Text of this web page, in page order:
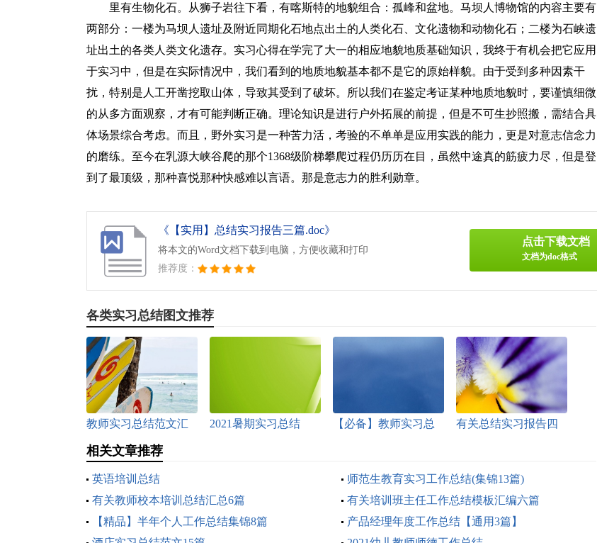
里有生物化石。从狮子岩往下看，有喀斯特的地貌组合：孤峰和盆地。马坝人博物馆的内容主要有
两部分：一楼为马坝人遗址及附近同期化石地点出土的人类化石、文化遗物和动物化石；二楼为石峡遗
址出土的各类人类文化遗存。实习心得在学完了大一的相应地貌地质基础知识，我终于有机会把它应用
于实习中，但是在实际情况中，我们看到的地质地貌基本都不是它的原始样貌。由于受到多种因素干
扰，特别是人工开凿挖取山体，导致其受到了破坏。所以我们在鉴定考证某种地质地貌时，要谨慎细微
的从多方面观察，才有可能判断正确。理论知识是进行户外拓展的前提，但是不可生抄照搬，需结合具
体场景综合考虑。而且，野外实习是一种苦力活，考验的不单单是应用实践的能力，更是对意志信念力
的磨练。至今在乳源大峡谷爬的那个1368级阶梯攀爬过程仍历历在目，虽然中途真的筋疲力尽，但是登
到了最顶级，那种喜悦那种快感难以言语。那是意志力的胜利勋章。
《【实用】总结实习报告三篇.doc》
将本文的Word文档下载到电脑，方便收藏和打印
推荐度：
点击下载文档
文档为doc格式
各类实习总结图文推荐
教师实习总结范文汇
总5篇
2021暑期实习总结
【必备】教师实习总
有关总结实习报告四
相关文章推荐
英语培训总结
师范生教育实习工作总结(集锦13篇)
有关教师校本培训总结汇总6篇
有关培训班主任工作总结模板汇编六篇
【精品】半年个人工作总结集锦8篇
产品经理年度工作总结【通用3篇】